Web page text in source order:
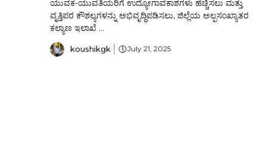
ಯುವಕ-ಯುವತಿಯರಿಗೆ ಉದ್ಯೋಗಾವಕಾಶಗಳು ಹೆಚ್ಚಿಸಲು ಮತ್ತು
ವೃತ್ತಿಪರ ಕೌಶಲ್ಯಗಳನ್ನು ಅಭಿವೃದ್ಧಿಪಡಿಸಲು, ಜಿಲ್ಲೆಯ ಅಲ್ಪಸಂಖ್ಯಾತರ
ಕಲ್ಯಾಣ ಇಲಾಖೆ ...
koushikgk July 21, 2025